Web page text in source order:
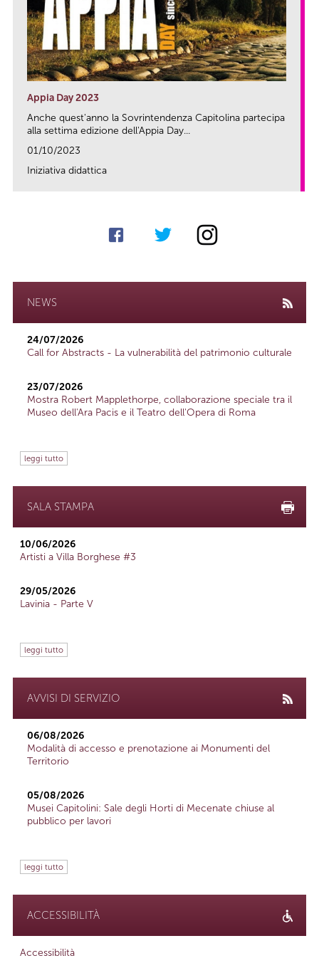
Appia Day 2023
Anche quest'anno la Sovrintendenza Capitolina partecipa
alla settima edizione dell'Appia Day...
01/10/2023
Iniziativa didattica
NEWS
24/07/2026
Call for Abstracts - La vulnerabilità del patrimonio culturale
23/07/2026
Mostra Robert Mapplethorpe, collaborazione speciale tra il
Museo dell'Ara Pacis e il Teatro dell'Opera di Roma
leggi tutto
SALA STAMPA
10/06/2026
Artisti a Villa Borghese #3
29/05/2026
Lavinia - Parte V
leggi tutto
AVVISI DI SERVIZIO
06/08/2026
Modalità di accesso e prenotazione ai Monumenti del
Territorio
05/08/2026
Musei Capitolini: Sale degli Horti di Mecenate chiuse al
pubblico per lavori
leggi tutto
ACCESSIBILITÀ
Accessibilità